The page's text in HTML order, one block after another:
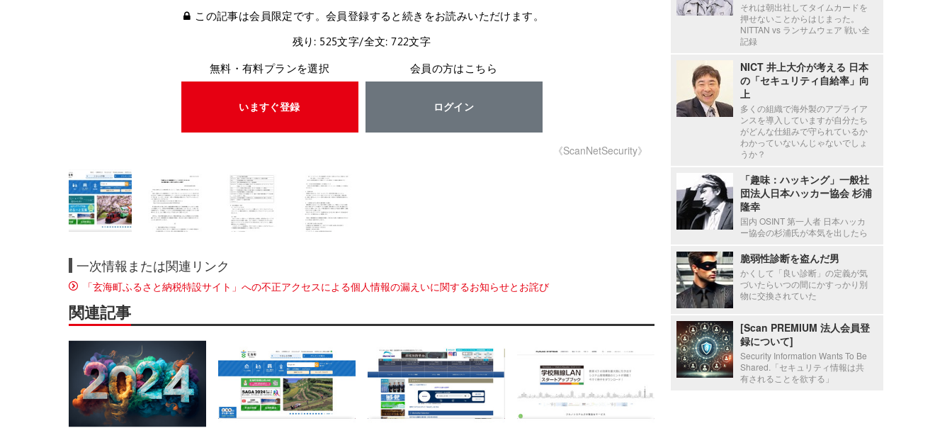
この記事は会員限定です。会員登録すると続きをお読みいただけます。
残り: 525文字/全文: 722文字
無料・有料プランを選択
いますぐ登録
会員の方はこちら
ログイン
《ScanNetSecurity》
一次情報または関連リンク
「玄海町ふるさと納税特設サイト」への不正アクセスによる個人情報の漏えいに関するお知らせとお詫び
関連記事
それは朝出社してタイムカードを
押せないことからはじまった。
NITTAN vs ランサムウェア 戦い全
記録
NICT 井上大介が考える 日本
の「セキュリティ自給率」向
上
多くの組織で海外製のアプライア
ンスを導入していますが自分たち
がどんな仕組みで守られているか
わかっていないんじゃないでしょ
うか？
「趣味：ハッキング」一般社
団法人日本ハッカー協会 杉浦
隆幸
国内 OSINT 第一人者 日本ハッカ
ー協会の杉浦氏が本気を出したら
脆弱性診断を盗んだ男
かくして「良い診断」の定義が気
づいたらいつの間にかすっかり別
物に交換されていた
[Scan PREMIUM 法人会員登
録について]
Security Information Wants To Be
Shared.「セキュリティ情報は共
有されることを欲する」